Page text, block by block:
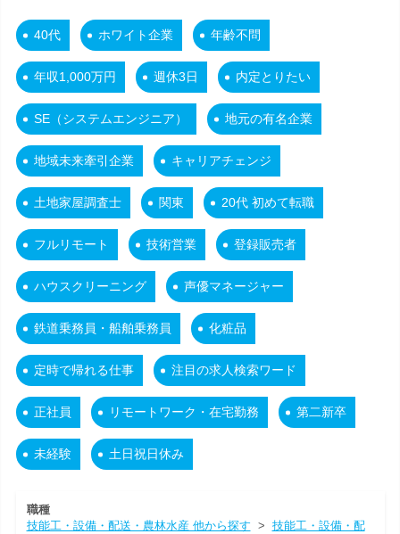
40代 ホワイト企業 年齢不問
年収1,000万円 週休3日 内定とりたい
SE（システムエンジニア） 地元の有名企業
地域未来牽引企業 キャリアチェンジ
土地家屋調査士 関東 20代 初めて転職
フルリモート 技術営業 登録販売者
ハウスクリーニング 声優マネージャー
鉄道乗務員・船舶乗務員 化粧品
定時で帰れる仕事 注目の求人検索ワード
正社員 リモートワーク・在宅勤務 第二新卒
未経験 土日祝日休み
職種
技能工・設備・配送・農林水産 他から探す > 技能工・設備・配